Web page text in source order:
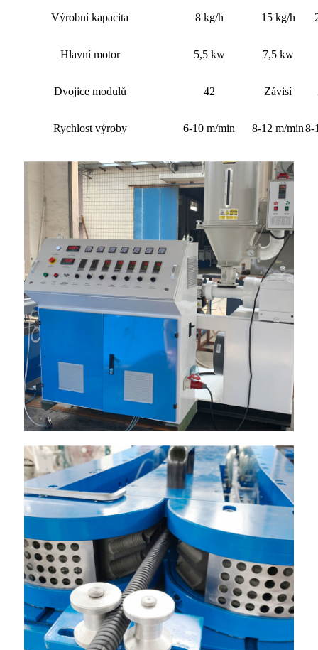
Výrobní kapacita 8 kg/h 15 kg/h
Hlavní motor 5,5 kw 7,5 kw
Dvojice modulů 42 Závisí
Rychlost výroby 6-10 m/min 8-12 m/min8-